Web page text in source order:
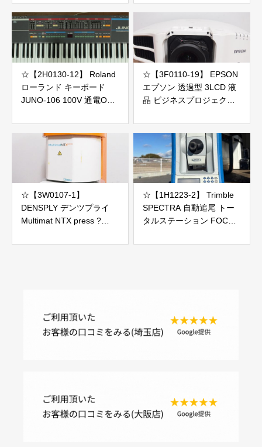
ジャンク
☆【2H0130-12】 Roland
ローランド キーボード
JUNO-106 100V 通電OK
☆【3F0110-19】 EPSON
エプソン 透過型 3LCD 液
晶 ビジネスプロジェクタ
OK レンズ ELPLM08 ラン
プ169H 総使用時間3623H
ジャンク
☆【3W0107-1】
DENSPLY デンツプライ
Multimat NTX press ?
ス ジャンク
☆【1H1223-2】 Trimble
SPECTRA 自動追尾 トー
タルステーション FOCUS